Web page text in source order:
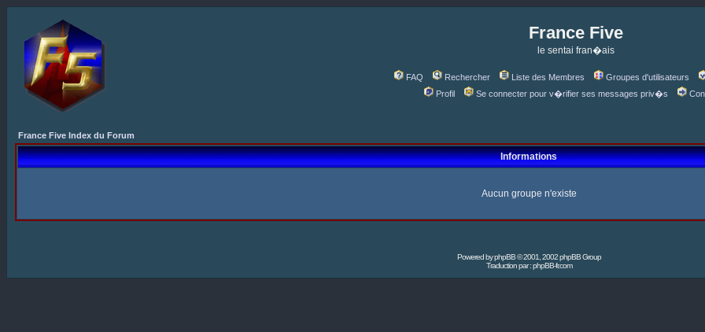
France Five
le sentai fran�ais
FAQ Rechercher Liste des Membres Groupes d'utilisateurs
Profil
Se connecter pour v�rifier ses messages priv�s
France Five Index du Forum
Informations
Aucun groupe n'existe
Powered byphpBB© 2001, 2002 phpBB Group
Traduction par :phpBB-fr.com